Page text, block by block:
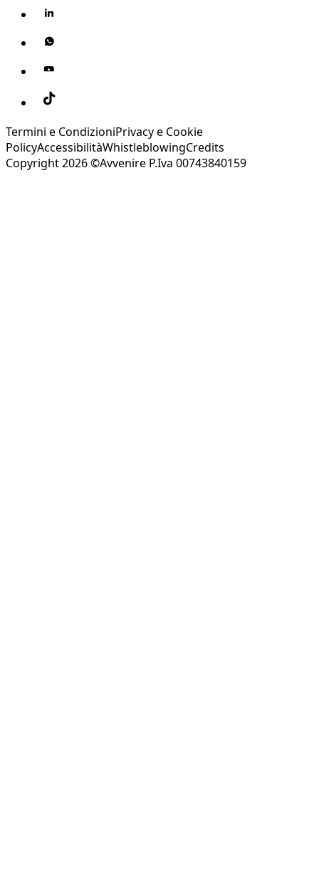
Termini e CondizioniPrivacy e Cookie
PolicyAccessibilitàWhistleblowingCredits
Copyright 2026 ©Avvenire P.Iva 00743840159